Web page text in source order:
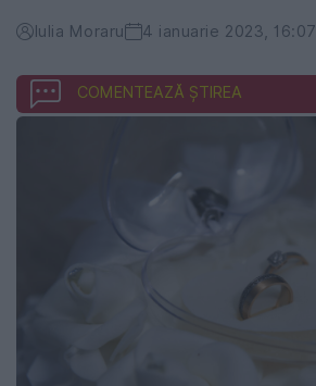
Iulia Moraru 4 ianuarie 2023, 16:07
COMENTEAZĂ ȘTIREA